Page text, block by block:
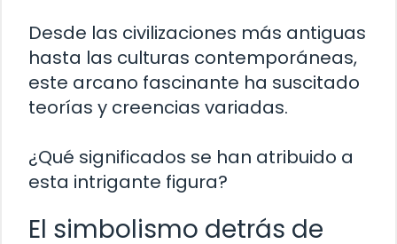
Desde las civilizaciones más antiguas
hasta las culturas contemporáneas,
este arcano fascinante ha suscitado
teorías y creencias variadas.
¿Qué significados se han atribuido a
esta intrigante figura?
El simbolismo detrás de